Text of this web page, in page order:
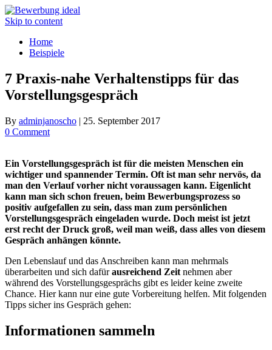
Skip to content
Home
Beispiele
7 Praxis-nahe Verhaltenstipps für das
Vorstellungsgespräch
By adminjanoscho | 25. September 2017
0 Comment
Ein Vorstellungsgespräch ist für die meisten Menschen ein
wichtiger und spannender Termin. Oft ist man sehr nervös, da
man den Verlauf vorher nicht voraussagen kann. Eigenlicht
kann man sich schon freuen, beim Bewerbungsprozess so
positiv aufgefallen zu sein, dass man zum persönlichen
Vorstellungsgespräch eingeladen wurde. Doch meist ist jetzt
erst recht der Druck groß, weil man weiß, dass alles von diesem
Gespräch anhängen könnte.
Den Lebenslauf und das Anschreiben kann man mehrmals
überarbeiten und sich dafürausreichend Zeit nehmen aber
während des Vorstellungsgesprächs gibt es leider keine zweite
Chance. Hier kann nur eine gute Vorbereitung helfen. Mit folgenden
Tipps sicher ins Gespräch gehen:
Informationen sammeln